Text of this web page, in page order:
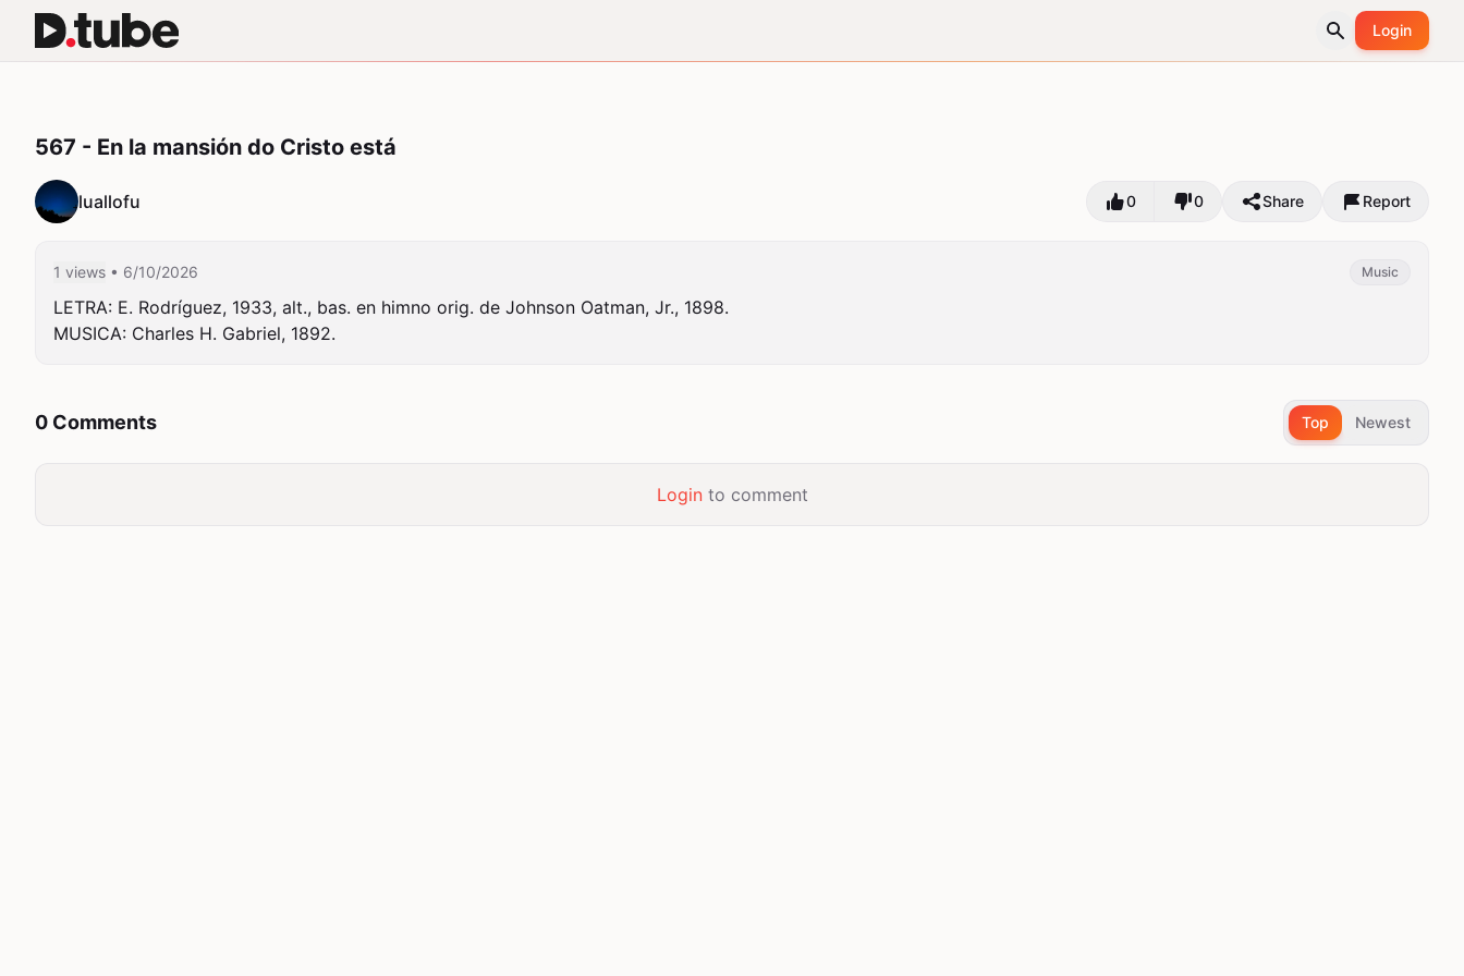
Login
567 - En la mansión do Cristo está
luallofu 0 0 Share Report
1 views • 6/10/2026 Music
LETRA: E. Rodríguez, 1933, alt., bas. en himno orig. de Johnson Oatman, Jr., 1898.
MUSICA: Charles H. Gabriel, 1892.
0 Comments Top Newest
Loginto comment